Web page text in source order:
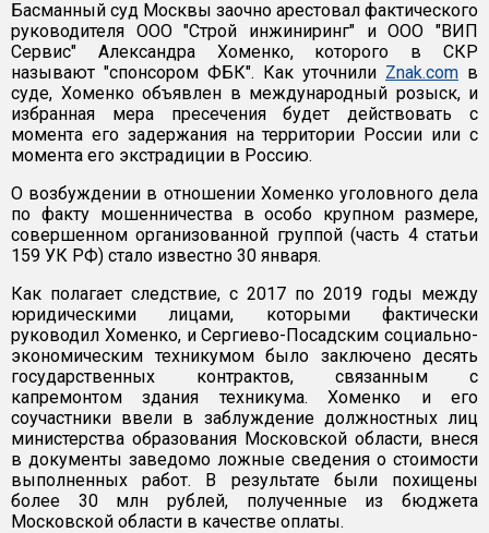
Басманный суд Москвы заочно арестовал фактического
руководителя ООО "Строй инжиниринг" и ООО "ВИП
Сервис" Александра Хоменко, которого в СКР
называют "спонсором ФБК". Как уточнили Znak.com в
суде, Хоменко объявлен в международный розыск, и
избранная мера пресечения будет действовать с
момента его задержания на территории России или с
момента его экстрадиции в Россию.
О возбуждении в отношении Хоменко уголовного дела
по факту мошенничества в особо крупном размере,
совершенном организованной группой (часть 4 статьи
159 УК РФ) стало известно 30 января.
Как полагает следствие, с 2017 по 2019 годы между
юридическими лицами, которыми фактически
руководил Хоменко, и Сергиево-Посадским социально-
экономическим техникумом было заключено десять
государственных контрактов, связанным с
капремонтом здания техникума. Хоменко и его
соучастники ввели в заблуждение должностных лиц
министерства образования Московской области, внеся
в документы заведомо ложные сведения о стоимости
выполненных работ. В результате были похищены
более 30 млн рублей, полученные из бюджета
Московской области в качестве оплаты.